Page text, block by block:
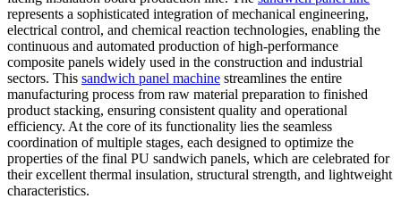
represents a sophisticated integration of mechanical engineering,
electrical control, and chemical reaction technologies, enabling the
continuous and automated production of high-performance
composite panels widely used in the construction and industrial
sectors. This sandwich panel machine streamlines the entire
manufacturing process from raw material preparation to finished
product stacking, ensuring consistent quality and operational
efficiency. At the core of its functionality lies the seamless
coordination of multiple stages, each designed to optimize the
properties of the final PU sandwich panels, which are celebrated for
their excellent thermal insulation, structural strength, and lightweight
characteristics.